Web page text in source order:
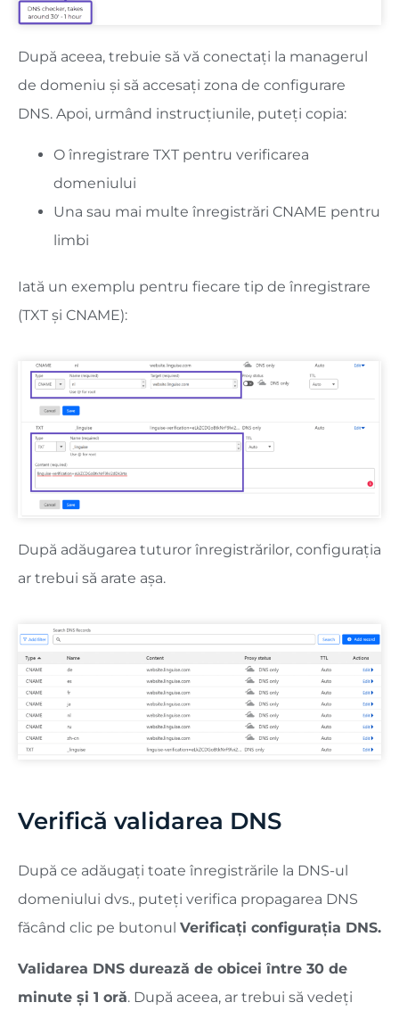
După aceea, trebuie să vă conectați la managerul
de domeniu și să accesați zona de configurare
DNS. Apoi, urmând instrucțiunile, puteți copia:
O înregistrare TXT pentru verificarea
domeniului
Una sau mai multe înregistrări CNAME pentru
limbi
Iată un exemplu pentru fiecare tip de înregistrare
(TXT și CNAME):
După adăugarea tuturor înregistrărilor, configurația
ar trebui să arate așa.
Verifică validarea DNS
După ce adăugați toate înregistrările la DNS-ul
domeniului dvs., puteți verifica propagarea DNS
făcând clic pe butonul Verificați configurația DNS.
Validarea DNS durează de obicei între 30 de
minute și 1 oră. După aceea, ar trebui să vedeți